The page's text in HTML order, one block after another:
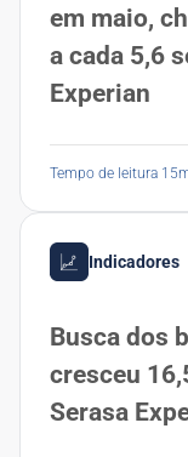
em maio,
a cada 5,6
Experian
Tempo de leitura
Indicadores
Busca dos
cresceu
Serasa